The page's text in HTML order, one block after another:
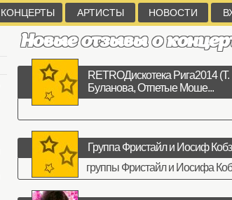
КОНЦЕРТЫ АРТИСТЫ НОВОСТИ
Новые отзывы о
RETROДискотека Рига2014 (Т.
Буланова, Отпетые Моше...
Группа Фристайл и Иосиф
группы Фристайл и Иосифа